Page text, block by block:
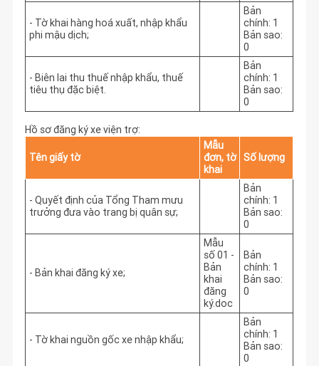
- Tờ khai hàng hoá xuất, nhập khẩu
phi mậu dịch;
Bản
chính: 1
Bản sao:
0
- Biên lai thu thuế nhập khẩu, thuế
tiêu thụ đặc biệt.
Bản
chính: 1
Bản sao:
0
Hồ sơ đăng ký xe viện trợ:
Tên giấy tờ
Mẫu
đơn, tờ
khai
Số lượng
- Quyết định của Tổng Tham mưu
trưởng đưa vào trang bị quân sự;
Bản
chính: 1
Bản sao:
0
- Bản khai đăng ký xe;
Mẫu
số 01 -
Bản
khai
đăng
ký.doc
Bản
chính: 1
Bản sao:
0
- Tờ khai nguồn gốc xe nhập khẩu;
Bản
chính: 1
Bản sao:
0